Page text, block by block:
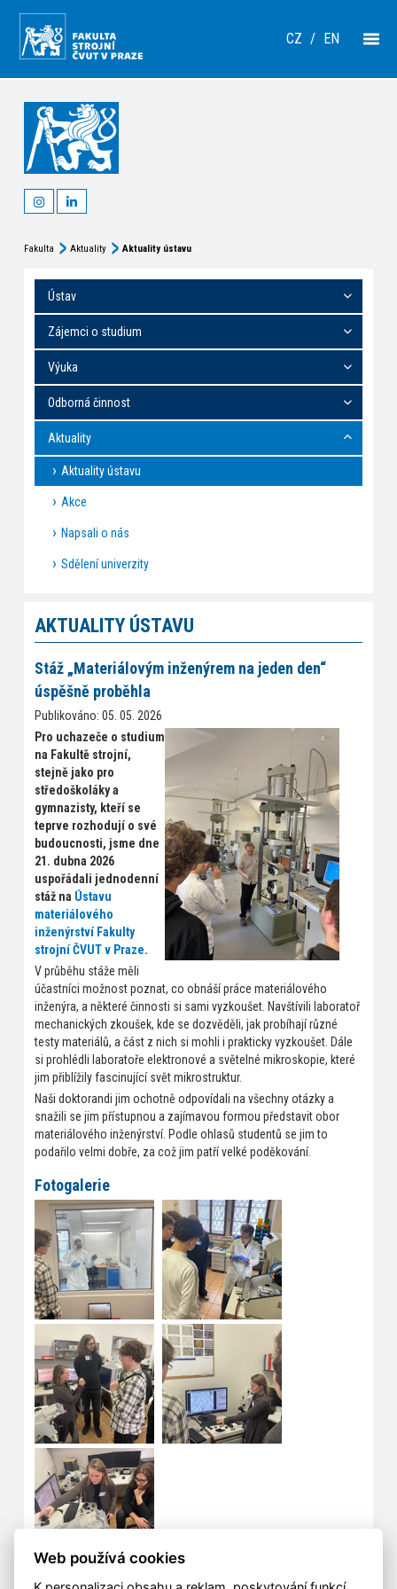
CZ / EN
Fakulta Aktuality Aktuality ústavu
Ústav
Zájemci o studium
Výuka
Odborná činnost
Aktuality
Aktuality ústavu
Akce
Napsali o nás
Sdělení univerzity
AKTUALITY ÚSTAVU
Stáž „Materiálovým inženýrem na jeden den“
úspěšně proběhla
Publikováno: 05. 05. 2026
Pro uchazeče o studium
na Fakultě strojní,
stejně jako pro
středoškoláky a
gymnazisty, kteří se
teprve rozhodují o své
budoucnosti, jsme dne
21. dubna 2026
uspořádali jednodenní
stáž na Ústavu
materiálového
inženýrství Fakulty
strojní ČVUT v Praze.
V průběhu stáže měli
účastníci možnost poznat, co obnáší práce materiálového
inženýra, a některé činnosti si sami vyzkoušet. Navštívili laboratoř
mechanických zkoušek, kde se dozvěděli, jak probíhají různé
testy materiálů, a část z nich si mohli i prakticky vyzkoušet. Dále
si prohlédli laboratoře elektronové a světelné mikroskopie, které
jim přiblížily fascinující svět mikrostruktur.
Naši doktorandi jim ochotně odpovídali na všechny otázky a
snažili se jim přístupnou a zajímavou formou představit obor
materiálového inženýrství. Podle ohlasů studentů se jim to
podařilo velmi dobře, za což jim patří velké poděkování.
Fotogalerie
Web používá cookies